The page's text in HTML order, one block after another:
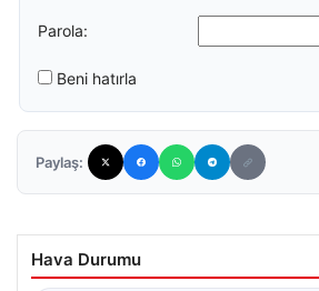
Parola:
Beni hatırla
Paylaş:
Hava Durumu